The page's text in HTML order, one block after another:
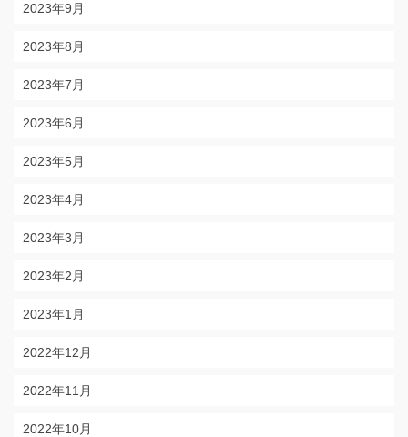
2023年9月
2023年8月
2023年7月
2023年6月
2023年5月
2023年4月
2023年3月
2023年2月
2023年1月
2022年12月
2022年11月
2022年10月